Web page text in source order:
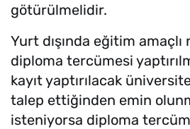
götürülmelidir.
Yurt dışında eğitim amaçlı
diploma tercümesi
kayıt yaptırılacak
talep ettiğinden emin
isteniyorsa diploma